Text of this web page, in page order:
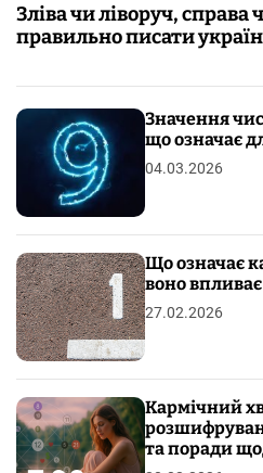
Зліва чи ліворуч, справа
правильно писати
Значення
що означає
04.03.2026
Що означає
воно
27.02.2026
Кармічний
та поради